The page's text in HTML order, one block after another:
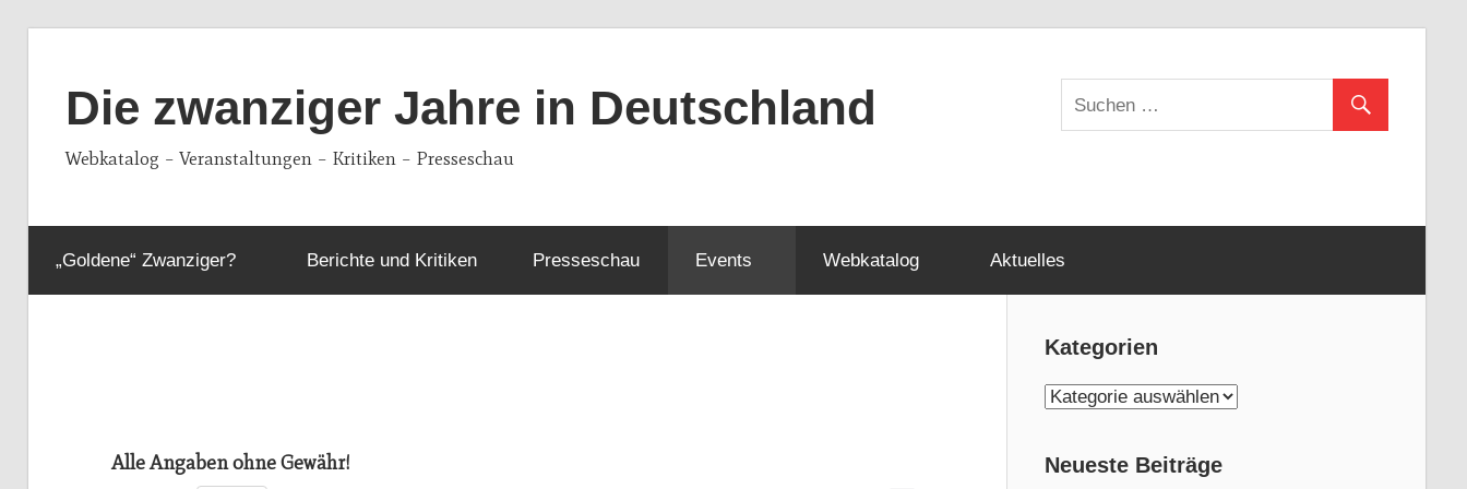
springenDie zwanziger Jahre in Deutschland
Webkatalog – Veranstaltungen – Kritiken – Presseschau
„Goldene“ Zwanziger? Berichte und Kritiken Presseschau Events Webkatalog Aktuelles
Alle Angaben ohne Gewähr!
Kategorien
K
tNeueste Beiträge